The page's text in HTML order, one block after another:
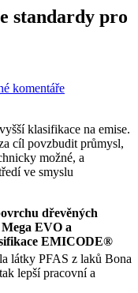
standardy pro
komentáře
klasifikace na emise.
cíl povzbudit průmysl,
možné, a
ve smyslu
dřevěných
EVO a
EMICODE®
látky PFAS z laků Bona
lepší pracovní a